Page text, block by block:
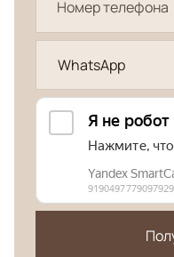
WhatsApp